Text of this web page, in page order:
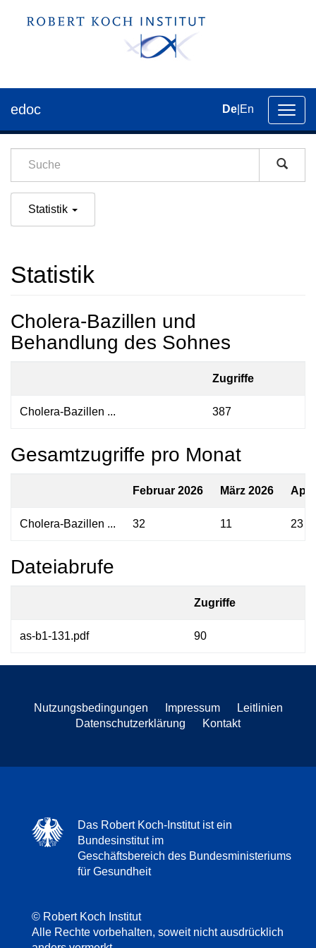
der
edoc De En
Statistik
Statistik
Cholera-Bazillen und
Behandlung des Sohnes
Zugriffe
Cholera-Bazillen ... 387
Gesamtzugriffe pro Monat
Februar 2026 März 2026
Cholera-Bazillen ... 32 11 23
Dateiabrufe
Zugriffe
as-b1-131.pdf 90
Nutzungsbedingungen Impressum
Leitlinien
Datenschutzerklärung
Kontakt
Das Robert Koch-Institut ist ein
Bundesinstitut im
Geschäftsbereich des Bundesministeriums
für Gesundheit
© Robert Koch Institut
Alle Rechte vorbehalten, soweit nicht ausdrücklich